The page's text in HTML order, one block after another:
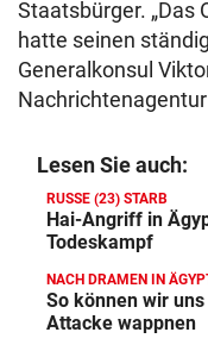
Staatsbürger. „Das
hatte seinen
Generalkonsul
Lesen Sie auch:
RUSSE (23) STARB
Hai-Angriff in
Todeskampf
NACH DRAMEN IN
So können wir
Attacke wappnen